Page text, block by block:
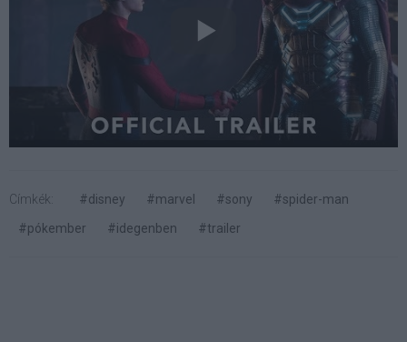
Címkék: #disney #marvel #sony
#spider-man
#pókember
#idegenben #trailer